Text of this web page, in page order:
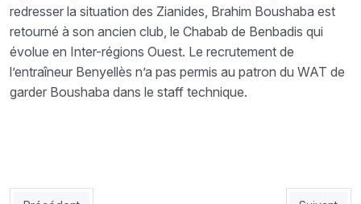
redresser la situation des Zianides, Brahim Boushaba est
retourné à son ancien club, le Chabab de Benbadis qui
évolue en Inter-régions Ouest. Le recrutement de
l’entraîneur Benyellès n’a pas permis au patron du WAT de
garder Boushaba dans le staff technique.